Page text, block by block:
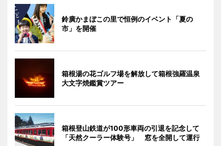
鈴廣かまぼこの里で恒例のイベント「夏の
市」を開催
箱根湯の花ゴルフ場を解放して箱根強羅温泉
大文字焼鑑賞ツアー
箱根登山鉄道が100形車両の引退を記念して
「天然クーラー体験号」 窓を全開して運行